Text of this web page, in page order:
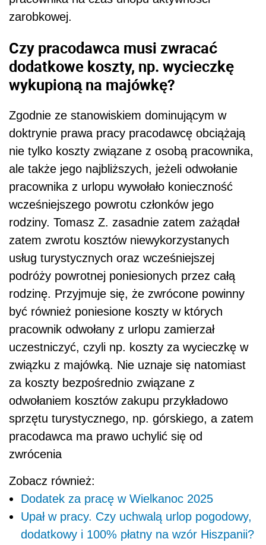
zarobkowej.
Czy pracodawca musi zwracać
dodatkowe koszty, np. wycieczkę
wykupioną na majówkę?
Zgodnie ze stanowiskiem dominującym w
doktrynie prawa pracy pracodawcę obciążają
nie tylko koszty związane z osobą pracownika,
ale także jego najbliższych, jeżeli odwołanie
pracownika z urlopu wywołało konieczność
wcześniejszego powrotu członków jego
rodziny. Tomasz Z. zasadnie zatem zażądał
zatem zwrotu kosztów niewykorzystanych
usług turystycznych oraz wcześniejszej
podróży powrotnej poniesionych przez całą
rodzinę. Przyjmuje się, że zwrócone powinny
być również poniesione koszty w których
pracownik odwołany z urlopu zamierzał
uczestniczyć, czyli np. koszty za wycieczkę w
związku z majówką. Nie uznaje się natomiast
za koszty bezpośrednio związane z
odwołaniem kosztów zakupu przykładowo
sprzętu turystycznego, np. górskiego, a zatem
pracodawca ma prawo uchylić się od
zwrócenia
Zobacz również:
Dodatek za pracę w Wielkanoc 2025
Upał w pracy. Czy uchwalą urlop pogodowy,
dodatkowy i 100% płatny na wzór Hiszpanii?